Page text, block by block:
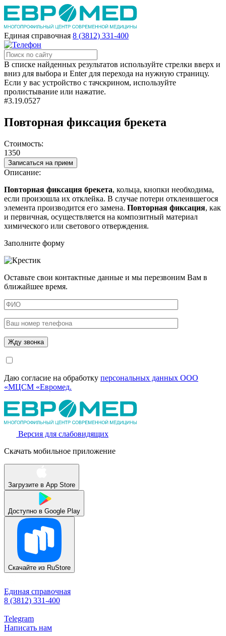
Единая справочная 8 (3812) 331-400
В списке найденных результатов используйте стрелки вверх и
вниз для выбора и Enter для перехода на нужную страницу.
Если у вас устройство с тачскрином, используйте
пролистывание или нажатие.
#3.19.0527
Повторная фиксация брекета
Стоимость:
1350
Записаться на прием
Описание:
Повторная фиксация брекета, кольца, кнопки необходима,
если произошла их отклейка. В случае потери отклеившегося
элемента производится его замена. Повторная фиксация, как
и первичная, осуществляется на композитный материал
химического или светового отверждения.
Заполните форму
Оставьте свои контактные данные и мы перезвоним Вам в
ближайшее время.
Даю согласие на обработку персональных данных ООО
«МЦСМ «Евромед.
Версия для слабовидящих
Скачать мобильное приложение
Загрузите в App Store
Доступно в Google Play
Скачайте из RuStore
Единая справочная
8 (3812) 331-400
Telegram
Написать нам